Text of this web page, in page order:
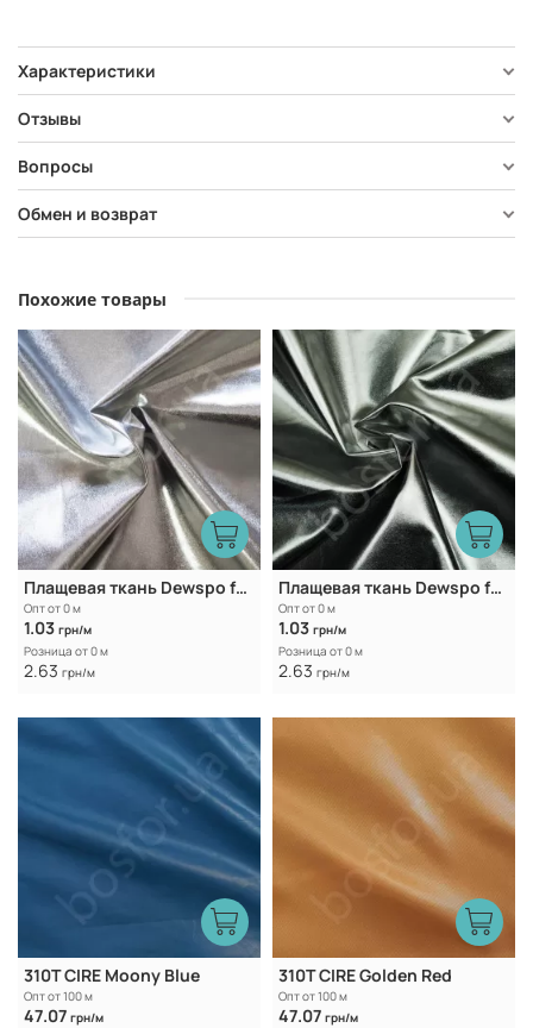
Характеристики
Отзывы
Вопросы
Обмен и возврат
Похожие товары
Плащевая ткань Dewspo foil WR Light silver
Опт от 0 м
1.03 грн/м
Розница от 0 м
2.63 грн/м
Плащевая ткань Dewspo foil WR Dark silver
Опт от 0 м
1.03 грн/м
Розница от 0 м
2.63 грн/м
310T CIRE Moony Blue
Опт от 100 м
47.07 грн/м
310T CIRE Golden Red
Опт от 100 м
47.07 грн/м